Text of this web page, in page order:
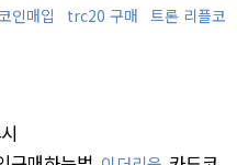
인매입 trc20 구매 트론 리플코